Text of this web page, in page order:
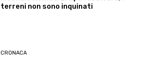
terreni non sono inquinati
CRONACA